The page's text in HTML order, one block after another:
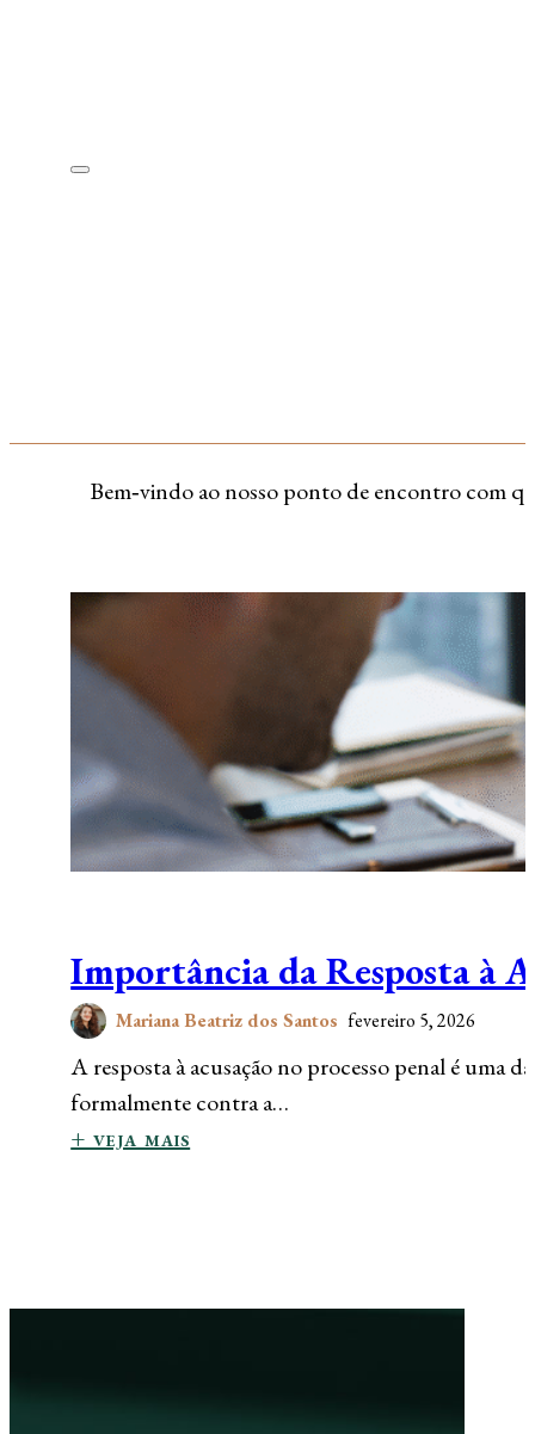
Bem‑vindo ao nosso ponto de encontro com
Importância da Resposta à
Mariana Beatriz dos Santos fevereiro 5, 2026
A resposta à acusação no processo penal é uma
formalmente contra a…
+ veja mais